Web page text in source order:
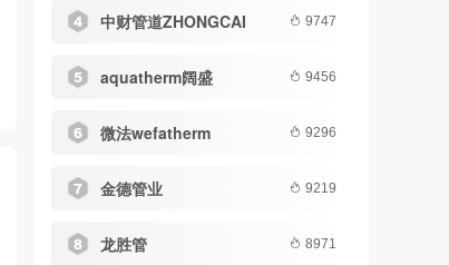
中财管道ZHONGCAI 9747
aquatherm阔盛 9456
微法wefatherm 9296
金德管业 9219
龙胜管 8971